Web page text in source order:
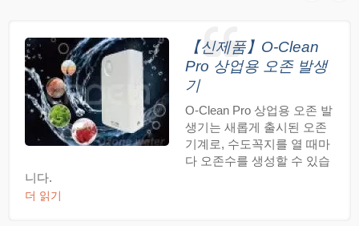
【신제품】O-Clean
Pro 상업용 오존 발생
기
O-Clean Pro 상업용 오존 발
생기는 새롭게 출시된 오존
기계로, 수도꼭지를 열 때마
다 오존수를 생성할 수 있습
니다.
더 읽기